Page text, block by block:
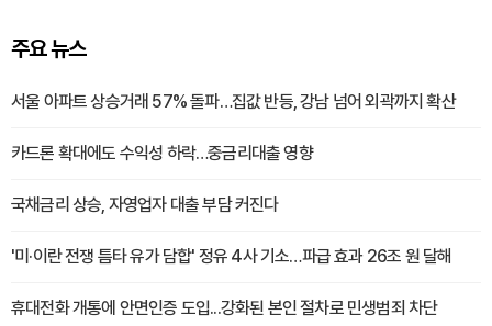
주요 뉴스
서울 아파트 상승거래 57% 돌파…집값 반등, 강남 넘어 외곽까지 확산
카드론 확대에도 수익성 하락…중금리대출 영향
국채금리 상승, 자영업자 대출 부담 커진다
'미·이란 전쟁 틈타 유가 담합' 정유 4사 기소…파급 효과 26조 원 달해
휴대전화 개통에 안면인증 도입...강화된 본인 절차로 민생범죄 차단